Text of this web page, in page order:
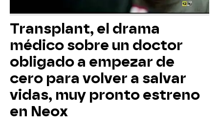
Transplant, el drama
médico sobre un doctor
obligado a empezar de
cero para volver a salvar
vidas, muy pronto estreno
en Neox